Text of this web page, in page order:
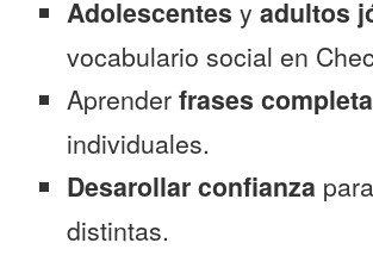
Adolescentes y adultos
vocabulario social en
Aprender frases
individuales.
Desarollar confianza
distintas.